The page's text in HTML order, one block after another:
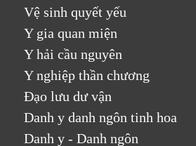
Vệ sinh quyết yếu
Y gia quan miện
Y hải cầu nguyên
Y nghiệp thần chương
Đạo lưu dư vận
Danh y danh ngôn tinh hoa
Danh y - Danh ngôn